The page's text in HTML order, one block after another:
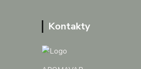
Kontakty